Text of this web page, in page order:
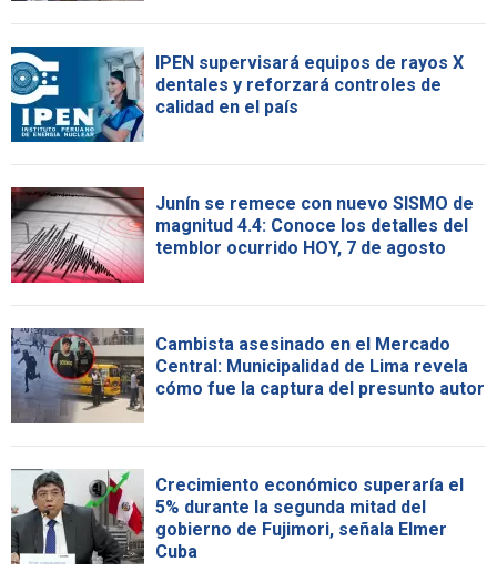
IPEN supervisará equipos de rayos X
dentales y reforzará controles de
calidad en el país
Junín se remece con nuevo SISMO de
magnitud 4.4: Conoce los detalles del
temblor ocurrido HOY, 7 de agosto
Cambista asesinado en el Mercado
Central: Municipalidad de Lima revela
cómo fue la captura del presunto autor
Crecimiento económico superaría el
5% durante la segunda mitad del
gobierno de Fujimori, señala Elmer
Cuba